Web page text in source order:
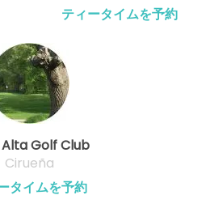
ティータイムを予約
Alta Golf Club
Cirueña
タイムを予約